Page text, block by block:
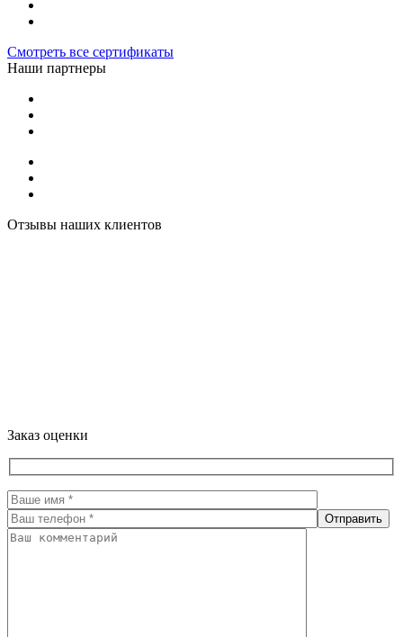
Смотреть все сертификаты
Наши партнеры
Отзывы наших клиентов
Заказ оценки